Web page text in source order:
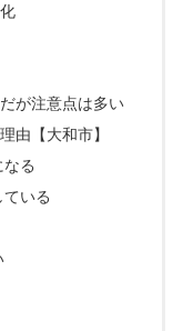
が注意点は多い
由【大和市】
る
いる